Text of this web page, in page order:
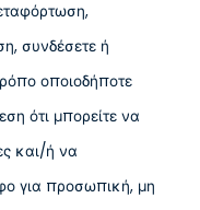
συνδέσετε ή
οποιοδήποτε
ότι μπορείτε να
και/ή να
για προσωπική, μη